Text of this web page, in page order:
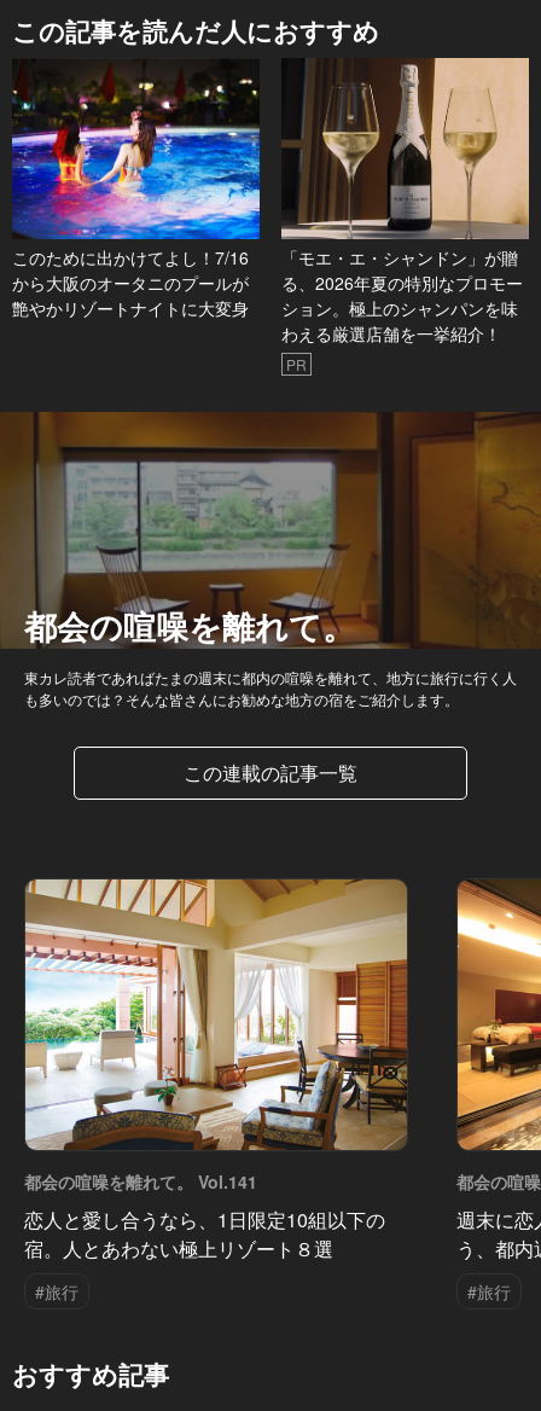
この記事を読んだ人におすすめ
このために出かけてよし！7/16
から大阪のオータニのプールが
艶やかリゾートナイトに大変身
「モエ・エ・シャンドン」が贈
る、2026年夏の特別なプロモー
ション。極上のシャンパンを味
わえる厳選店舗を一挙紹介！
PR
都会の喧噪を離れて。
東カレ読者であればたまの週末に都内の喧噪を離れて、地方に旅行に行く人
も多いのでは？そんな皆さんにお勧めな地方の宿をご紹介します。
この連載の記事一覧
都会の喧噪を離れて。 Vol.141
恋人と愛し合うなら、1日限定10組以下の
宿。人とあわない極上リゾート８選
#旅行
都会の喧
週末に恋
う、都
#旅行
おすすめ記事